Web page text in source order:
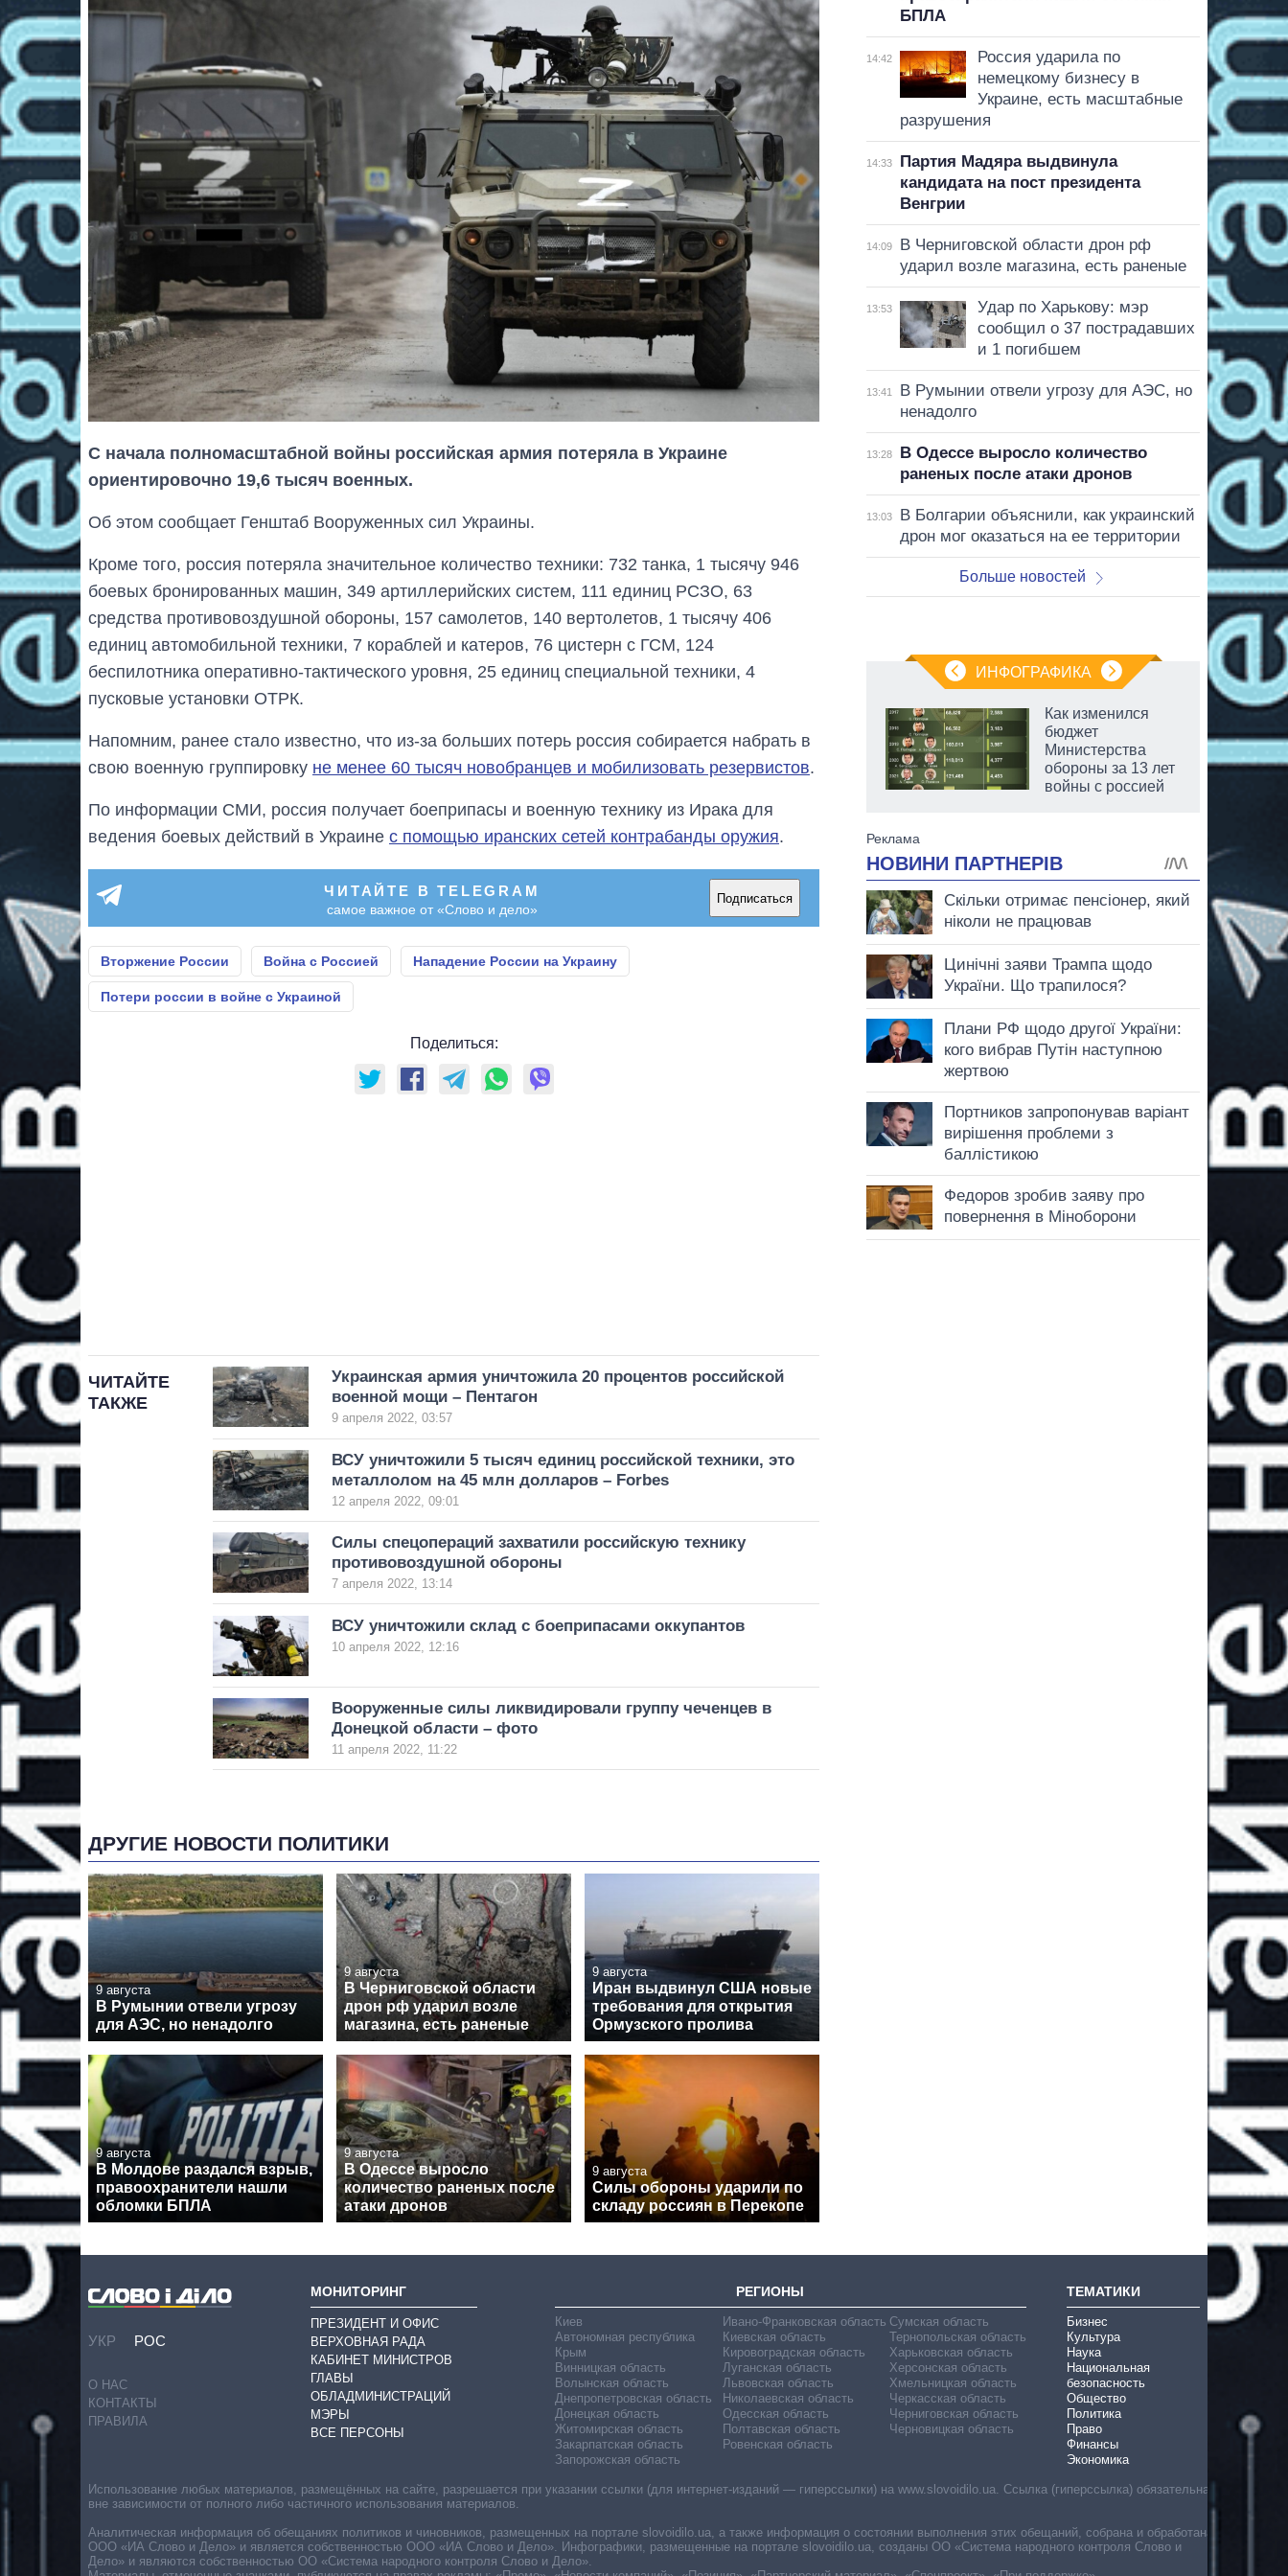
С начала полномасштабной войны российская армия потеряла в Украине
ориентировочно 19,6 тысяч военных.
Об этом сообщает Генштаб Вооруженных сил Украины.
Кроме того, россия потеряла значительное количество техники: 732 танка, 1 тысячу 946
боевых бронированных машин, 349 артиллерийских систем, 111 единиц РСЗО, 63
средства противовоздушной обороны, 157 самолетов, 140 вертолетов, 1 тысячу 406
единиц автомобильной техники, 7 кораблей и катеров, 76 цистерн с ГСМ, 124
беспилотника оперативно-тактического уровня, 25 единиц специальной техники, 4
пусковые установки ОТРК.
Напомним, ранее стало известно, что из-за больших потерь россия собирается набрать в
свою военную группировку не менее 60 тысяч новобранцев и мобилизовать резервистов.
По информации СМИ, россия получает боеприпасы и военную технику из Ирака для
ведения боевых действий в Украине с помощью иранских сетей контрабанды оружия.
ЧИТАЙТЕ В TELEGRAM
самое важное от «Слово и дело»
Подписаться
Вторжение России Война с Россией Нападение России на Украину
Потери россии в войне с Украиной
Поделиться:
ЧИТАЙТЕ
ТАКЖЕ
Украинская армия уничтожила 20 процентов российской
военной мощи – Пентагон
9 апреля 2022, 03:57
ВСУ уничтожили 5 тысяч единиц российской техники, это
металлолом на 45 млн долларов – Forbes
12 апреля 2022, 09:01
Силы спецопераций захватили российскую технику
противовоздушной обороны
7 апреля 2022, 13:14
ВСУ уничтожили склад с боеприпасами оккупантов
10 апреля 2022, 12:16
Вооруженные силы ликвидировали группу чеченцев в
Донецкой области – фото
11 апреля 2022, 11:22
ДРУГИЕ НОВОСТИ ПОЛИТИКИ
9 августа
В Румынии отвели угрозу
для АЭС, но ненадолго
9 августа
В Черниговской области
дрон рф ударил возле
магазина, есть раненые
9 августа
Иран выдвинул США новые
требования для открытия
Ормузского пролива
9 августа
В Молдове раздался взрыв,
правоохранители нашли
обломки БПЛА
9 августа
В Одессе выросло
количество раненых после
атаки дронов
9 августа
Силы обороны ударили по
складу россиян в Перекопе
БПЛА
14:42
Россия ударила по
немецкому бизнесу в
Украине, есть масштабные
разрушения
14:33
Партия Мадяра выдвинула
кандидата на пост президента
Венгрии
14:09
В Черниговской области дрон рф
ударил возле магазина, есть раненые
13:53
Удар по Харькову: мэр
сообщил о 37 пострадавших
и 1 погибшем
13:41
В Румынии отвели угрозу для АЭС, но
ненадолго
13:28
В Одессе выросло количество
раненых после атаки дронов
13:03
В Болгарии объяснили, как украинский
дрон мог оказаться на ее территории
Больше новостей
ИНФОГРАФИКА
изменилось
количество
поступающих в
магистратуру и
аспирантуру
Как изменился
бюджет
Министерства
обороны за 13 лет
войны с россией
УКР РОС
О НАС
КОНТАКТЫ
ПРАВИЛА
МОНИТОРИНГ
ПРЕЗИДЕНТ И ОФИС
ВЕРХОВНАЯ РАДА
КАБИНЕТ МИНИСТРОВ
ГЛАВЫ
ОБЛАДМИНИСТРАЦИЙ
МЭРЫ
ВСЕ ПЕРСОНЫ
РЕГИОНЫ
Киев
Автономная республика
Крым
Винницкая область
Волынская область
Днепропетровская область
Донецкая область
Житомирская область
Закарпатская область
Запорожская область
Ивано-Франковская область
Киевская область
Кировоградская область
Луганская область
Львовская область
Николаевская область
Одесская область
Полтавская область
Ровенская область
Сумская область
Тернопольская область
Харьковская область
Херсонская область
Хмельницкая область
Черкасская область
Черниговская область
Черновицкая область
ТЕМАТИКИ
Бизнес
Культура
Наука
Национальная
безопасность
Общество
Политика
Право
Финансы
Экономика
Использование любых материалов, размещённых на сайте, разрешается при указании ссылки (для интернет-изданий — гиперссылки) на www.slovoidilo.ua. Ссылка (гиперссылка) обязательна
вне зависимости от полного либо частичного использования материалов.
Аналитическая информация об обещаниях политиков и чиновников, размещенных на портале slovoidilo.ua, а также информация о состоянии выполнения этих обещаний, собрана и обработана
ООО «ИА Слово и Дело» и является собственностью ООО «ИА Слово и Дело». Инфографики, размещенные на портале slovoidilo.ua, созданы ОО «Система народного контроля Слово и
Дело» и являются собственностью ОО «Система народного контроля Слово и Дело».